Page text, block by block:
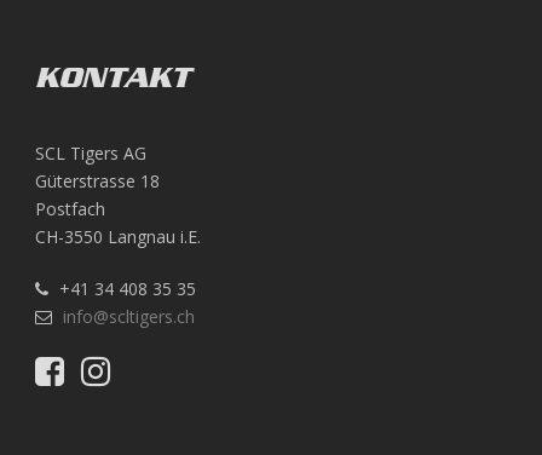
KONTAKT
SCL Tigers AG
Güterstrasse 18
Postfach
CH-3550 Langnau i.E.
+41 34 408 35 35
info@scltigers.ch